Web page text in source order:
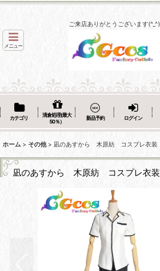
ご来店ありがとうございます(^_^)
メニュー
カテゴリ
清倉処理(最大
50％）
新品予約 ログイン
ホーム > その他 > 凪のあすから 木原紡 コスプレ衣装
凪のあすから 木原紡 コスプレ衣装